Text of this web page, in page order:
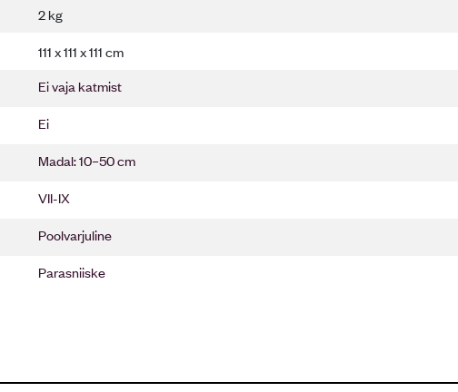
2 kg
111 x 111 x 111 cm
Ei vaja katmist
Ei
Madal: 10–50 cm
VII-IX
Poolvarjuline
Parasniiske